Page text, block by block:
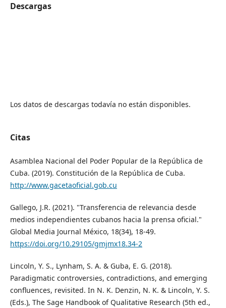
Descargas
Los datos de descargas todavía no están disponibles.
Citas
Asamblea Nacional del Poder Popular de la República de
Cuba. (2019). Constitución de la República de Cuba.
http://www.gacetaoficial.gob.cu
Gallego, J.R. (2021). "Transferencia de relevancia desde
medios independientes cubanos hacia la prensa oficial."
Global Media Journal México, 18(34), 18-49.
https://doi.org/10.29105/gmjmx18.34-2
Lincoln, Y. S., Lynham, S. A. & Guba, E. G. (2018).
Paradigmatic controversies, contradictions, and emerging
confluences, revisited. In N. K. Denzin, N. K. & Lincoln, Y. S.
(Eds.), The Sage Handbook of Qualitative Research (5th ed.,